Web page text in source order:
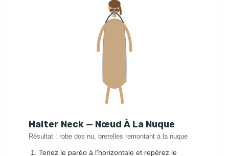
Halter Neck — Nœud À La Nuque
Résultat : robe dos nu, bretelles remontant à la nuque
Tenez le paréo à l'horizontale et repérez le